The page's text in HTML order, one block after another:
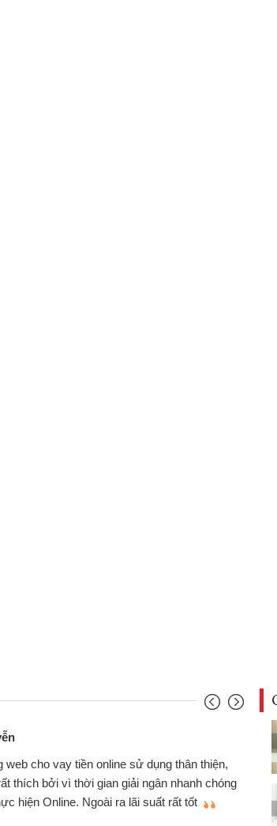
Đoàn Hữu Cảnh
Mình cần tiền gấp nên định cầm cố chiếc xe wave
nhưng thật may đã có gói vay tiền bằng CMND
không cần gặp mặt nên rất tiện lợi, sẽ giới thiệu cho